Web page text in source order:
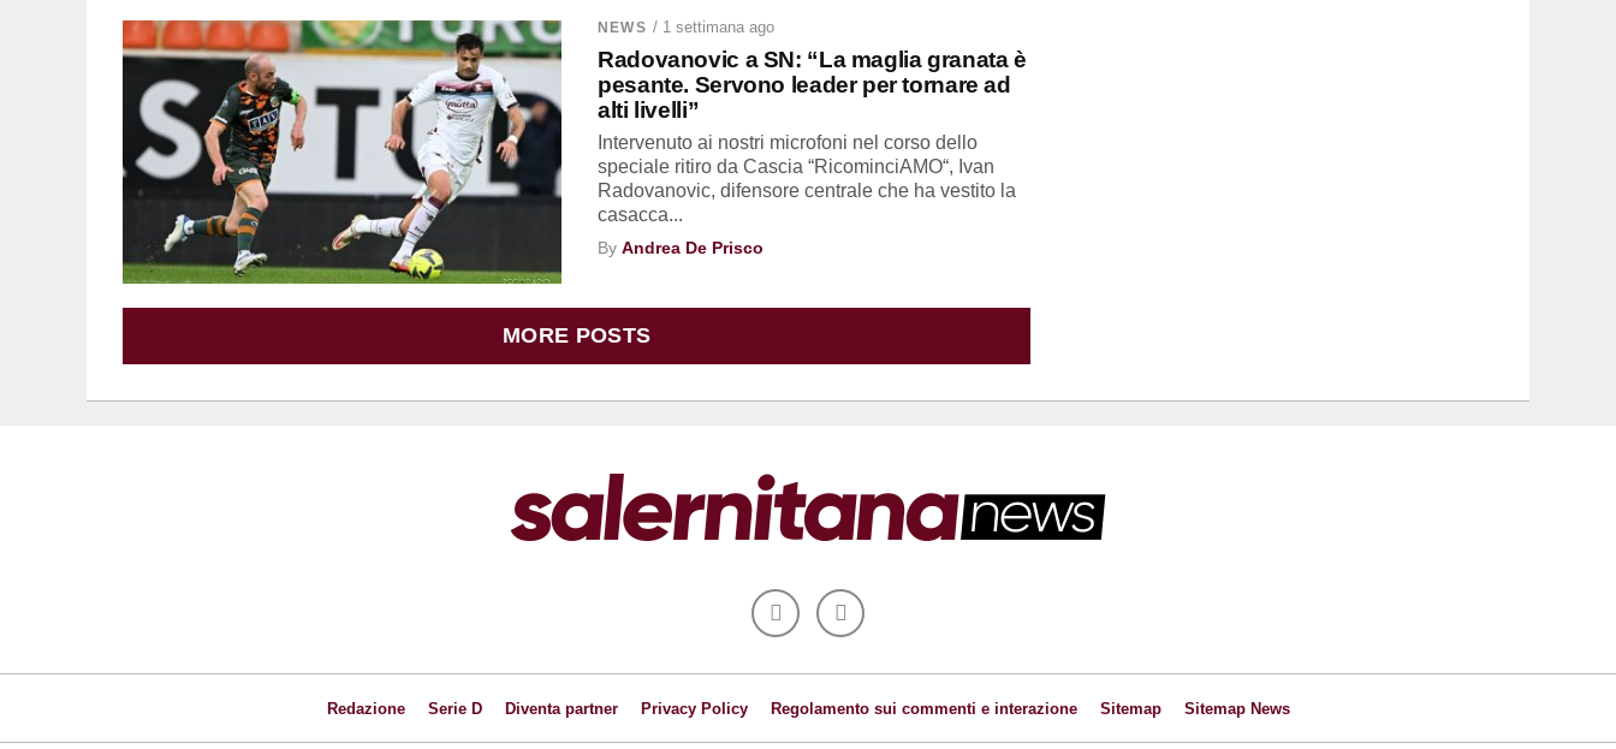
NEWS / 1 settimana ago
Radovanovic a SN: “La maglia granata è
pesante. Servono leader per tornare ad
alti livelli”
Intervenuto ai nostri microfoni nel corso dello
speciale ritiro da Cascia “RicominciAMO“, Ivan
Radovanovic, difensore centrale che ha vestito la
casacca...
ByAndrea De Prisco
MORE POSTS
Redazione Serie D Diventa partner Privacy Policy Regolamento sui commenti e interazione Sitemap Sitemap News